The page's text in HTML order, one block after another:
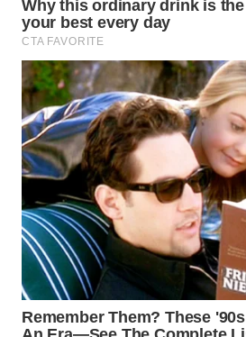
WN
KUNINGAN
WN
MAJALENGKA
WN
SUBANG
WN
SUKABUMI
WN
PURWAKARTA